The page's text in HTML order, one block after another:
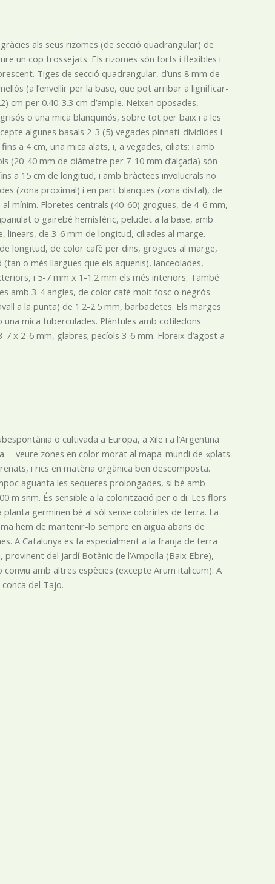
als seus rizomes (de secció quadrangular) de
un cop trossejats. Els rizomes són forts i flexibles i
Tiges de secció quadrangular, d’uns 8 mm de
(a l’envellir per la base, que pot arribar a lignificar-
cm per 0.40-3.3 cm d’ample. Neixen oposades,
o una mica blanquinós, sobre tot per baix i a les
algunes basals 2-3 (5) vegades pinnati-dividides i
a 4 cm, una mica alats, i, a vegades, ciliats; i amb
(20-40 mm de diàmetre per 7-10 mm d’alçada) són
a 15 cm de longitud, i amb bràctees involucrals no
(zona proximal) i en part blanques (zona distal), de
mínim. Floretes centrals (40-60) grogues, de 4-6 mm,
o gairebé hemisfèric, peludet a la base, amb
linears, de 3-6 mm de longitud, ciliades al marge.
longitud, de color cafè per dins, grogues al marge,
o més llargues que els aquenis), lanceolades,
i 5-7 mm x 1-1.2 mm els més interiors. També
amb 3-4 angles, de color cafè molt fosc o negrós
a la punta) de 1.2-2.5 mm, barbadetes. Els marges
mica tuberculades. Plàntules amb cotiledons
x 2-6 mm, glabres; pecíols 3-6 mm. Floreix d’agost a
o cultivada a Europa, a Xile i a l’Argentina
—veure zones en color morat al mapa-mundi de «plats
i rics en matèria orgànica ben descomposta.
aguanta les sequeres prolongades, si bé amb
m snm. És sensible a la colonització per oïdi. Les flors
germinen bé al sòl sense cobrirles de terra. La
hem de mantenir-lo sempre en aigua abans de
A Catalunya es fa especialment a la franja de terra
del Jardí Botànic de l’Ampolla (Baix Ebre),
amb altres espècies (excepte Arum italicum). A
del Tajo.